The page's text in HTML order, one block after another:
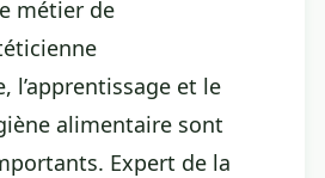
métier de
l’apprentissage et le
alimentaire sont
Expert de la